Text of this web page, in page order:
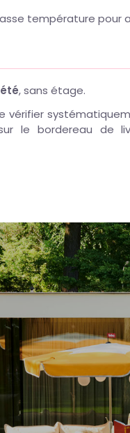
température
, sans étage.
vérifier
le bordereau